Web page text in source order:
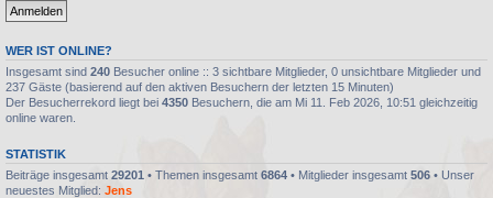
WER IST ONLINE?
Insgesamt sind 240 Besucher online :: 3 sichtbare Mitglieder, 0 unsichtbare Mitglieder und
237 Gäste (basierend auf den aktiven Besuchern der letzten 15 Minuten)
Der Besucherrekord liegt bei 4350 Besuchern, die am Mi 11. Feb 2026, 10:51 gleichzeitig
online waren.
STATISTIK
Beiträge insgesamt 29201 • Themen insgesamt 6864 • Mitglieder insgesamt 506 • Unser
neuestes Mitglied: Jens